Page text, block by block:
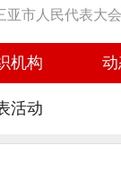
亚市人民代表大
机构 动
活动